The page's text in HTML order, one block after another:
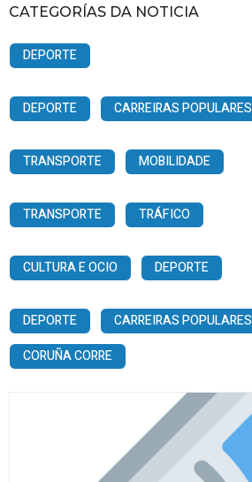
CATEGORÍAS DA NOTICIA
DEPORTE
DEPORTE CARREIRAS POPULARES
TRANSPORTE MOBILIDADE
TRANSPORTE TRÁFICO
CULTURA E OCIO DEPORTE
DEPORTE
CARREIRAS POPULARES
CORUÑA CORRE